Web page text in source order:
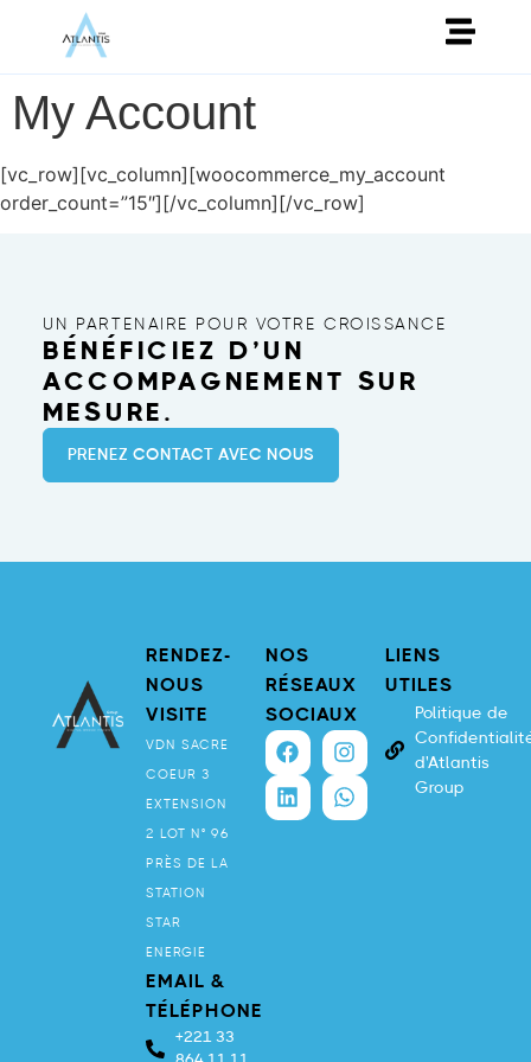
My Account
[vc_row][vc_column][woocommerce_my_account
order_count=”15″][/vc_column][/vc_row]
UN PARTENAIRE POUR VOTRE CROISSANCE
BÉNÉFICIEZ D’UN
ACCOMPAGNEMENT SUR
MESURE.
PRENEZ CONTACT AVEC NOUS
RENDEZ-
NOUS
VISITE
VDN SACRE
COEUR 3
EXTENSION
2 LOT N° 96
PRÈS DE LA
STATION
STAR
ENERGIE
EMAIL &
TÉLÉPHONE
+221 33
NOS
RÉSEAUX
SOCIAUX
LIENS
UTILES
Politique de
d'Atlantis
Group